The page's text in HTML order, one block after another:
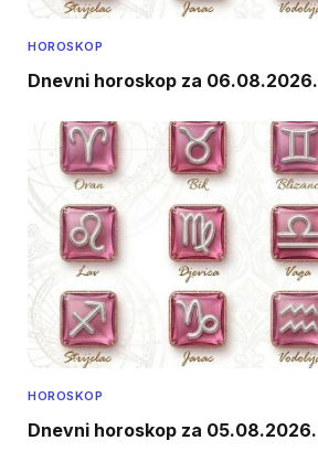
HOROSKOP
Dnevni horoskop za 06.08.2026.
HOROSKOP
Dnevni horoskop za 05.08.2026.